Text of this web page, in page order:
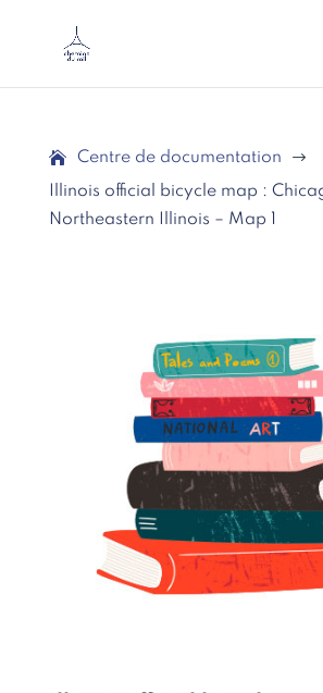
Centre de documentation
$
Illinois official bicycle map :
Northeastern Illinois – Map 1